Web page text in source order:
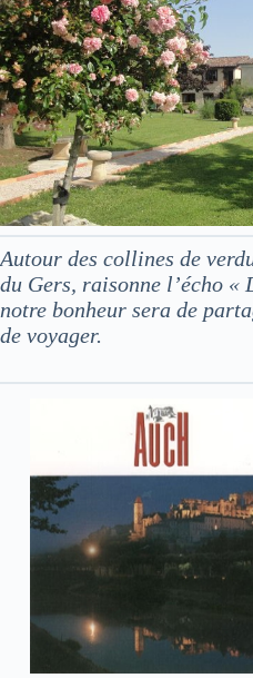
Autour des collines de
du Gers, raisonne l’écho «
notre bonheur sera de
de voyager.